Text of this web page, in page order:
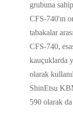
grubuna
CFS-740'ın
tabakalar
CFS-740,
kauçuklarda
olarak
ShinEtsu
590 olarak